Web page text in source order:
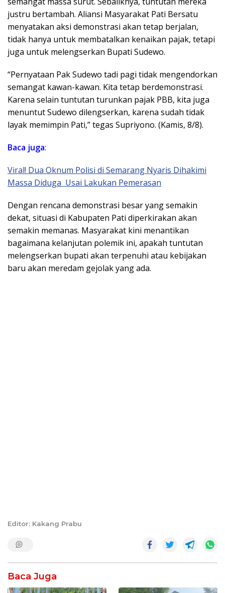
justru bertambah. Aliansi Masyarakat Pati Bersatu
menyatakan aksi demonstrasi akan tetap berjalan,
tidak hanya untuk membatalkan kenaikan pajak, tetapi
juga untuk melengserkan Bupati Sudewo.
“Pernyataan Pak Sudewo tadi pagi tidak mengendorkan
semangat kawan-kawan. Kita tetap berdemonstrasi.
Karena selain tuntutan turunkan pajak PBB, kita juga
menuntut Sudewo dilengserkan, karena sudah tidak
layak memimpin Pati,” tegas Supriyono. (Kamis, 8/8).
Baca juga:
Viral! Dua Oknum Polisi di Semarang Nyaris Dihakimi
Massa Diduga Usai Lakukan Pemerasan
Dengan rencana demonstrasi besar yang semakin
dekat, situasi di Kabupaten Pati diperkirakan akan
semakin memanas. Masyarakat kini menantikan
bagaimana kelanjutan polemik ini, apakah tuntutan
melengserkan bupati akan terpenuhi atau kebijakan
baru akan meredam gejolak yang ada.
Editor: Kakang Prabu
Baca Juga